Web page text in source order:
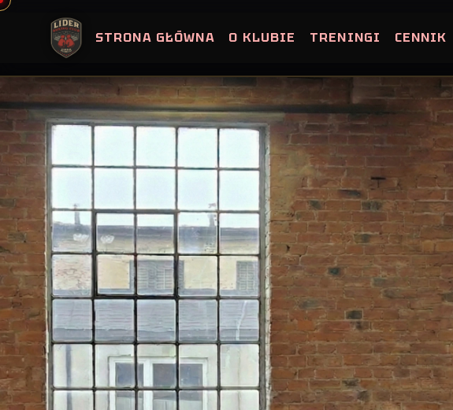
Skip
STRONA GŁÓWNA O KLUBIE TRENINGI CENNIK